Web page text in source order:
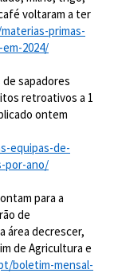
voltaram a ter
primas-
2024/
de sapadores
retroativos a 1
ontem
equipas-de-
por-ano/
para a
de
área decrescer,
de Agricultura e
boletim-mensal-